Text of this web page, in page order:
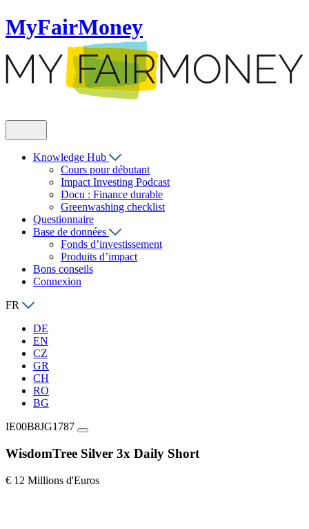
MyFairMoney
Knowledge Hub
Cours pour débutant
Impact Investing Podcast
Docu : Finance durable
Greenwashing checklist
Questionnaire
Base de données
Fonds d’investissement
Produits d’impact
Bons conseils
Connexion
FR
DE
EN
CZ
GR
CH
RO
BG
IE00B8JG1787
WisdomTree Silver 3x Daily Short
€ 12 Millions d'Euros